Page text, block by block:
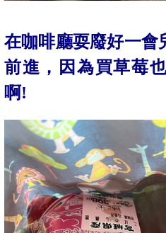
在咖啡廳耍廢好一會
前進，因為買草莓
啊!